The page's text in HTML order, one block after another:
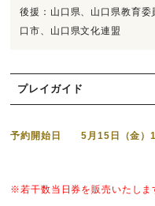
後援：山口県、山口県教育
口市、山口県文化連盟
プレイガイド
予約開始日 5月15日（金）
※若干数当日券を販売いたしま